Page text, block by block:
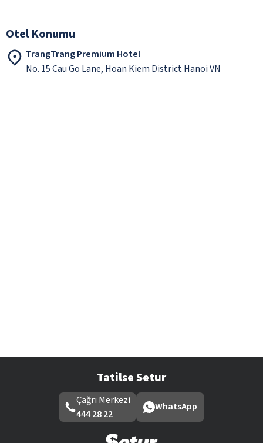
Otel Konumu
TrangTrang Premium Hotel
No. 15 Cau Go Lane, Hoan Kiem District Hanoi VN
Tatilse Setur
Çağrı Merkezi
444 28 22
WhatsApp